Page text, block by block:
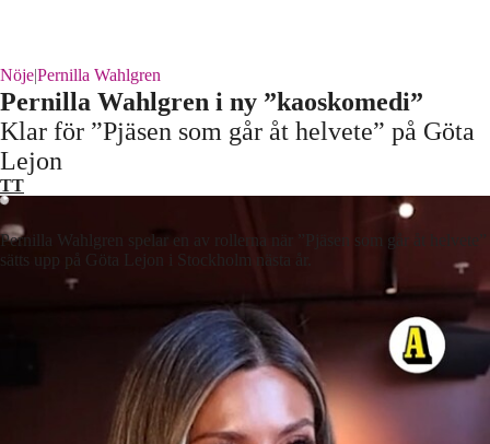
Nöje|Pernilla Wahlgren
Pernilla Wahlgren i ny ”kaoskomedi”
Klar för ”Pjäsen som går åt helvete” på Göta
Lejon
TT
Pernilla Wahlgren spelar en av rollerna när ”Pjäsen som går åt helvete”
sätts upp på Göta Lejon i Stockholm nästa år.